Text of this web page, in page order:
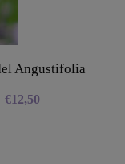
Angustifolia
€12,50